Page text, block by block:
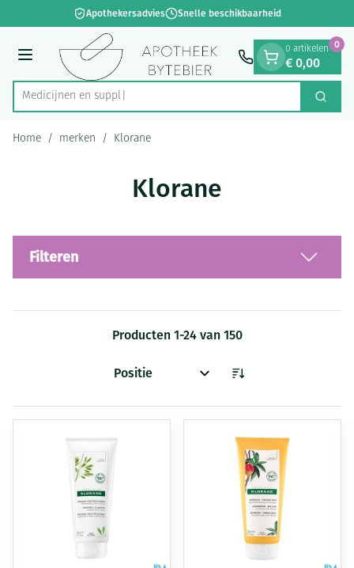
Ga naar de inhoudApothekersadvies Snelle beschikbaarheid
Menu
Product, merk, categorie...
M Zoek
0 artikelen
€ 0,00
0
Home / merken / Klorane
Klorane
Filteren
Producten 1-24van 150
Sorteer op: